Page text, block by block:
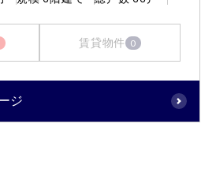
賃貸物件 0
ジ